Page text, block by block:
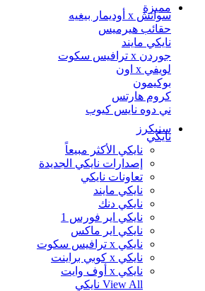
مميزة
سواتش x أوديمار بيغيه
حقائب هيرميس
نايكي مايند
جوردن x ترافيس سكوت
لويفي x اون
بوكيمون
كروم هارتس
ني دوه نايس كيوب
سنيكرز
نايكي
نايكي الأكثر مبيعاً
إصدارات نايكي الجديدة
تعاونات نايكي
نايكي مايند
نايكي دنك
نايكي اير فورس 1
نايكي اير ماكس
نايكي x ترافيس سكوت
نايكي x كوبي براينت
نايكي x أوف وايت
View All نايكي